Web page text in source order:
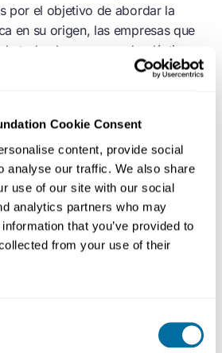
Cookie Consent
content, provide social
analyse our traffic. We also share
use of our site with our social
analytics partners who may
that you’ve provided to
from your use of their
por el objetivo de abordar la
en su origen, las empresas que
todos los envases de plástico
se han comprometido con
cómo les está yendo a estos
a estos objetivos.